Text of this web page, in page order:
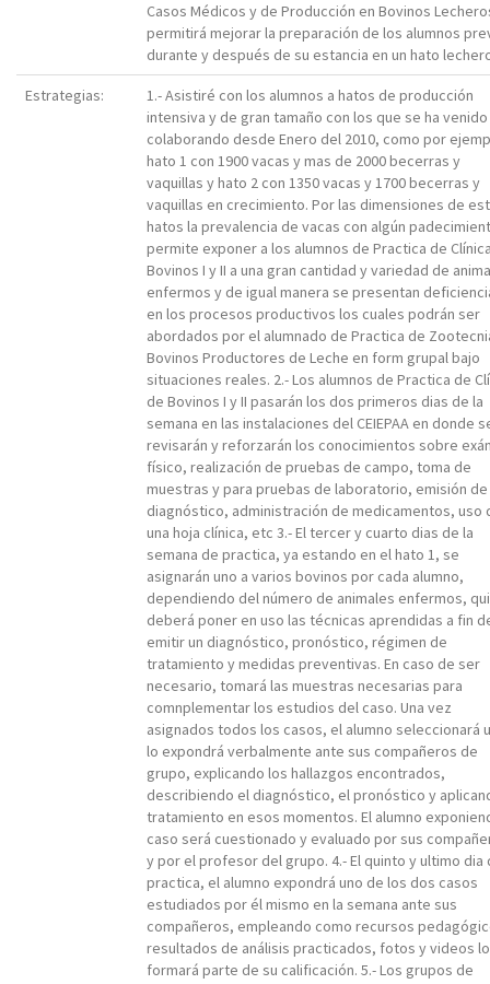
Casos Médicos y de Producción en Bovinos
permitirá mejorar la preparación de los alumnos
durante y después de su estancia en un hato
Estrategias:
1.- Asistiré con los alumnos a hatos de producción
intensiva y de gran tamaño con los que se ha venido
colaborando desde Enero del 2010, como por
hato 1 con 1900 vacas y mas de 2000 becerras y
vaquillas y hato 2 con 1350 vacas y 1700 becerras y
vaquillas en crecimiento. Por las dimensiones de
hatos la prevalencia de vacas con algún
permite exponer a los alumnos de Practica de
Bovinos I y II a una gran cantidad y variedad de
enfermos y de igual manera se presentan
en los procesos productivos los cuales podrán ser
abordados por el alumnado de Practica de
Bovinos Productores de Leche en form grupal bajo
situaciones reales. 2.- Los alumnos de Practica de
de Bovinos I y II pasarán los dos primeros dias de la
semana en las instalaciones del CEIEPAA en donde
revisarán y reforzarán los conocimientos sobre
físico, realización de pruebas de campo, toma de
muestras y para pruebas de laboratorio, emisión de
diagnóstico, administración de medicamentos, uso
una hoja clínica, etc 3.- El tercer y cuarto dias de la
semana de practica, ya estando en el hato 1, se
asignarán uno a varios bovinos por cada alumno,
dependiendo del número de animales enfermos,
deberá poner en uso las técnicas aprendidas a fin
emitir un diagnóstico, pronóstico, régimen de
tratamiento y medidas preventivas. En caso de ser
necesario, tomará las muestras necesarias para
comnplementar los estudios del caso. Una vez
asignados todos los casos, el alumno seleccionará
lo expondrá verbalmente ante sus compañeros de
grupo, explicando los hallazgos encontrados,
describiendo el diagnóstico, el pronóstico y
tratamiento en esos momentos. El alumno
caso será cuestionado y evaluado por sus
y por el profesor del grupo. 4.- El quinto y ultimo dia
practica, el alumno expondrá uno de los dos casos
estudiados por él mismo en la semana ante sus
compañeros, empleando como recursos
resultados de análisis practicados, fotos y videos
formará parte de su calificación. 5.- Los grupos de